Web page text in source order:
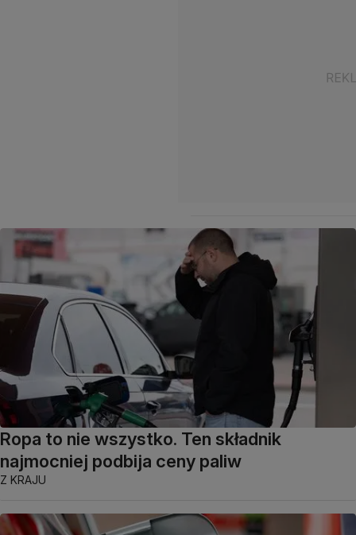
Ropa to nie wszystko. Ten składnik
najmocniej podbija ceny paliw
Z KRAJU